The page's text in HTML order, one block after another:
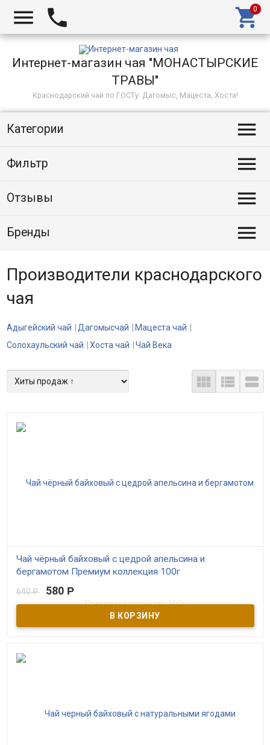
  
Интернет-магазин чая "МОНАСТЫРСКИЕ
ТРАВЫ"
Краснодарский чай по ГОСТу: Дагомыс, Мацеста, Хоста!
Категории 
Фильтр 
Отзывы 
Бренды 
Производители краснодарского
чая
Адыгейский чай Дагомысчай
Мацеста чай
Солохаульский чай
Хоста чай Чай Века
  
Чай чёрный байховый с цедрой апельсина и
бергамотом Премиум коллекция 100г
В наличии
Чёрный краснодарский чай высшего сорта ручного сбора с
добавлением цедры апельсина и бергамотом. Жестяная
подарочная банка. Производитель ОАО Мацестинский чай г.
640Р 580 Р